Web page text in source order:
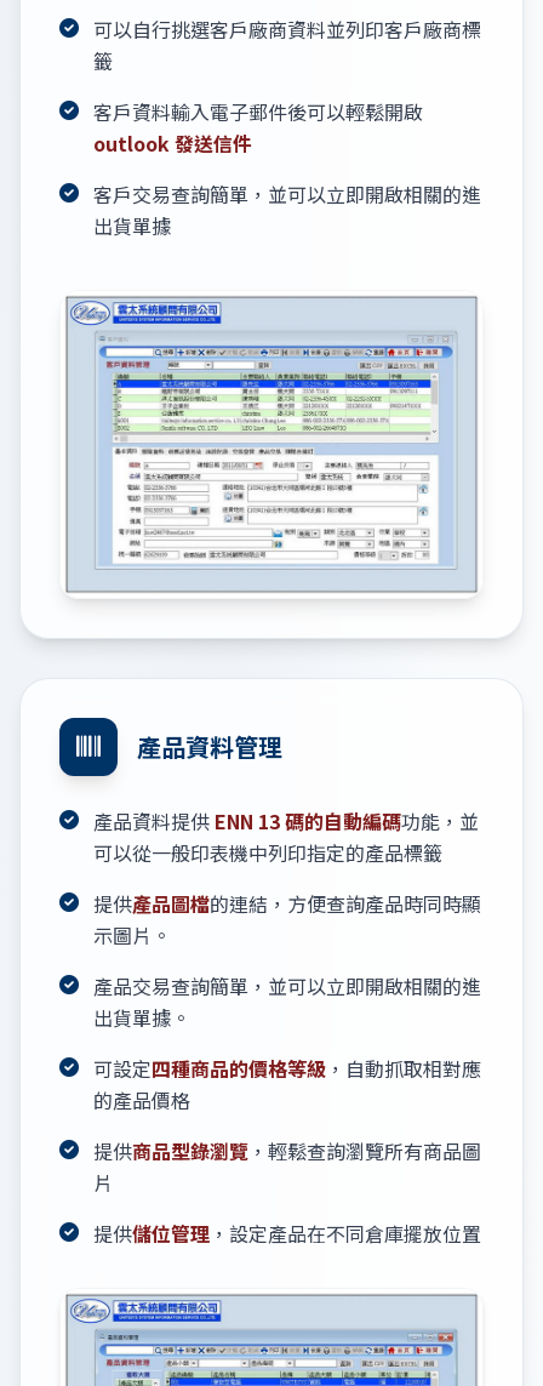
可以自行挑選客戶廠商資料並列印客戶廠商標
籤
客戶資料輸入電子郵件後可以輕鬆開啟
outlook 發送信件
客戶交易查詢簡單，並可以立即開啟相關的進
出貨單據
產品資料管理
產品資料提供 ENN 13 碼的自動編碼功能，並
可以從一般印表機中列印指定的產品標籤
提供產品圖檔的連結，方便查詢產品時同時顯
示圖片。
產品交易查詢簡單，並可以立即開啟相關的進
出貨單據。
可設定四種商品的價格等級 ，自動抓取相對應
的產品價格
提供商品型錄瀏覽 ，輕鬆查詢瀏覽所有商品圖
片
提供儲位管理 ，設定產品在不同倉庫擺放位置